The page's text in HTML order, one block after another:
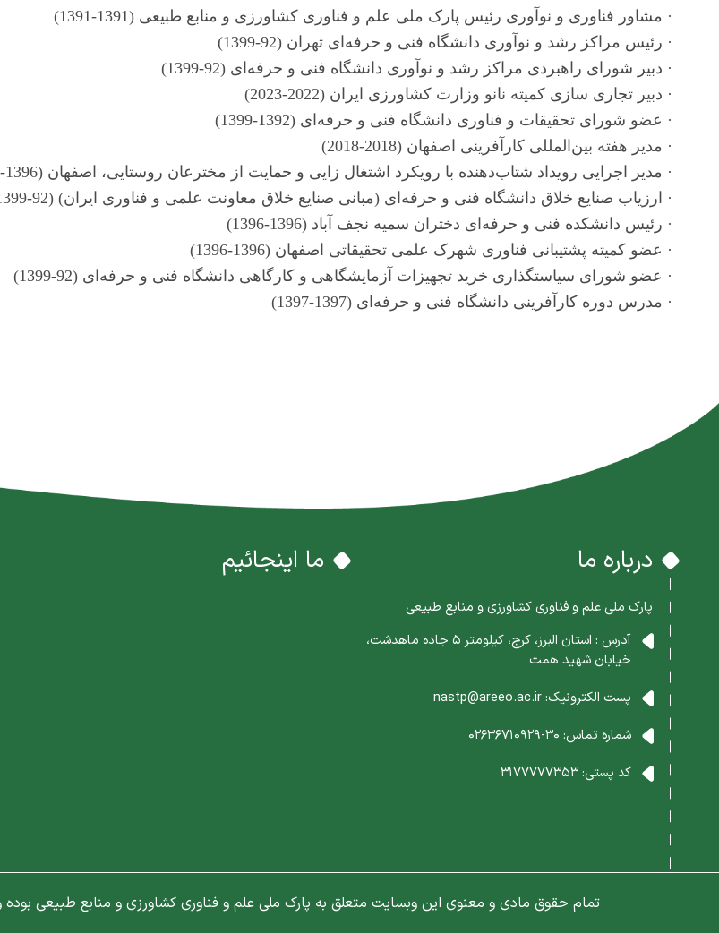
· مشاور فناوری و نوآوری رئیس پارک ملی علم و فناوری کشاورزی و منابع طبیعی (1391-1391)
· رئیس مراکز رشد و نوآوری دانشگاه فنی و حرفه‌ای تهران (92-1399)
· دبیر شورای راهبردی مراکز رشد و نوآوری دانشگاه فنی و حرفه‌ای (92-1399)
· دبیر تجاری سازی کمیته نانو وزارت کشاورزی ایران (2022-2023)
· عضو شورای تحقیقات و فناوری دانشگاه فنی و حرفه‌ای (1392-1399)
· مدیر هفته بین‌المللی کارآفرینی اصفهان (2018-2018)
· مدیر اجرایی رویداد شتاب‌دهنده با رویکرد اشتغال زایی و حمایت از مخترعان روستایی، اصفهان (1396-1396)
· ارزیاب صنایع خلاق دانشگاه فنی و حرفه‌ای (مبانی صنایع خلاق معاونت علمی و فناوری ایران) (92-1399)
· رئیس دانشکده فنی و حرفه‌ای دختران سمیه نجف آباد (1396-1396)
· عضو کمیته پشتیبانی فناوری شهرک علمی تحقیقاتی اصفهان (1396-1396)
· عضو شورای سیاستگذاری خرید تجهیزات آزمایشگاهی و کارگاهی دانشگاه فنی و حرفه‌ای (92-1399)
· مدرس دوره کارآفرینی دانشگاه فنی و حرفه‌ای (1397-1397)
درباره ما
پارک ملی علم و فناوری کشاورزی و منابع طبیعی
آدرس : استان البرز، کرج، کیلومتر 5 جاده ماهدشت،
خیابان شهید همت
پست الکترونیک:nastp@areeo.ac.ir
شماره تماس: 30-02636710929
کد پستی:3177777353
ما اینجائیم
تمام حقوق مادی و معنوی این وبسایت متعلق به پارک ملی علم و فناوری کشاورزی و منابع طبیعی بوده